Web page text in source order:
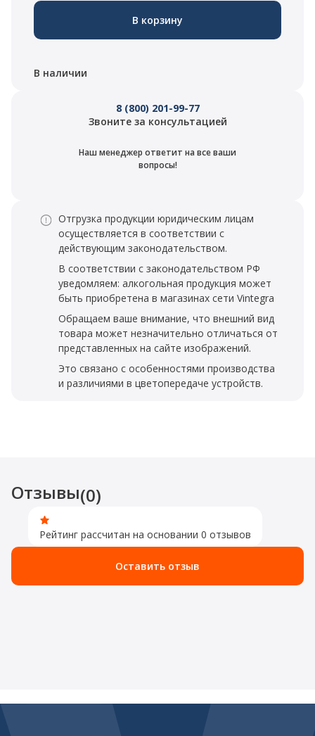
В корзину
В наличии
8 (800) 201-99-77
Звоните за консультацией
Наш менеджер ответит на все ваши
вопросы!
Отгрузка продукции юридическим лицам
осуществляется в соответствии с
действующим законодательством.
В соответствии с законодательством РФ
уведомляем: алкогольная продукция может
быть приобретена в магазинах сети Vintegra
Обращаем ваше внимание, что внешний вид
товара может незначительно отличаться от
представленных на сайте изображений.
Это связано с особенностями производства
и различиями в цветопередаче устройств.
Отзывы(0)
Рейтинг рассчитан на основании 0 отзывов
Оставить отзыв